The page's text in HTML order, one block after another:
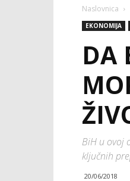
Naslovnica
EKONOMIJA
DA
BiH u ovoj
ključnih
20/06/2018